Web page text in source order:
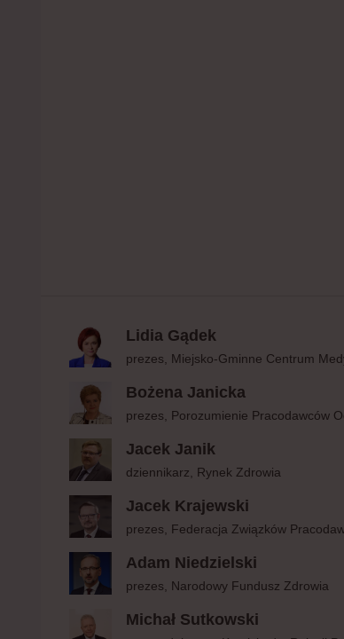
Lidia Gądek
prezes, Miejsko-Gminne Centrum
Bożena Janicka
prezes, Porozumienie Pracodawców
Jacek Janik
dziennikarz, Rynek Zdrowia
Jacek Krajewski
prezes, Federacja Związków
Adam Niedzielski
prezes, Narodowy Fundusz Zdrowia
Michał Sutkowski